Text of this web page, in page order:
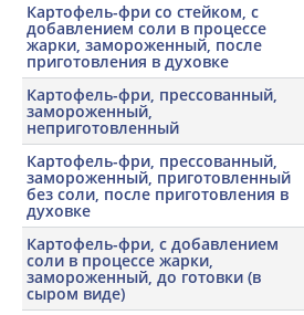
Картофель-фри со стейком, с
добавлением соли в процессе
жарки, замороженный, после
приготовления в духовке
Картофель-фри, прессованный,
замороженный,
неприготовленный
Картофель-фри, прессованный,
замороженный, приготовленный
без соли, после приготовления в
духовке
Картофель-фри, с добавлением
соли в процессе жарки,
замороженный, до готовки (в
сыром виде)